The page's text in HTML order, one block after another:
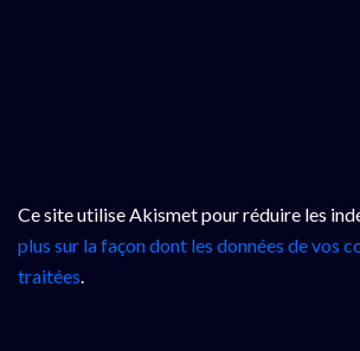
Ce site utilise Akismet pour réduire les
plus sur la façon dont les données de vos
traitées.